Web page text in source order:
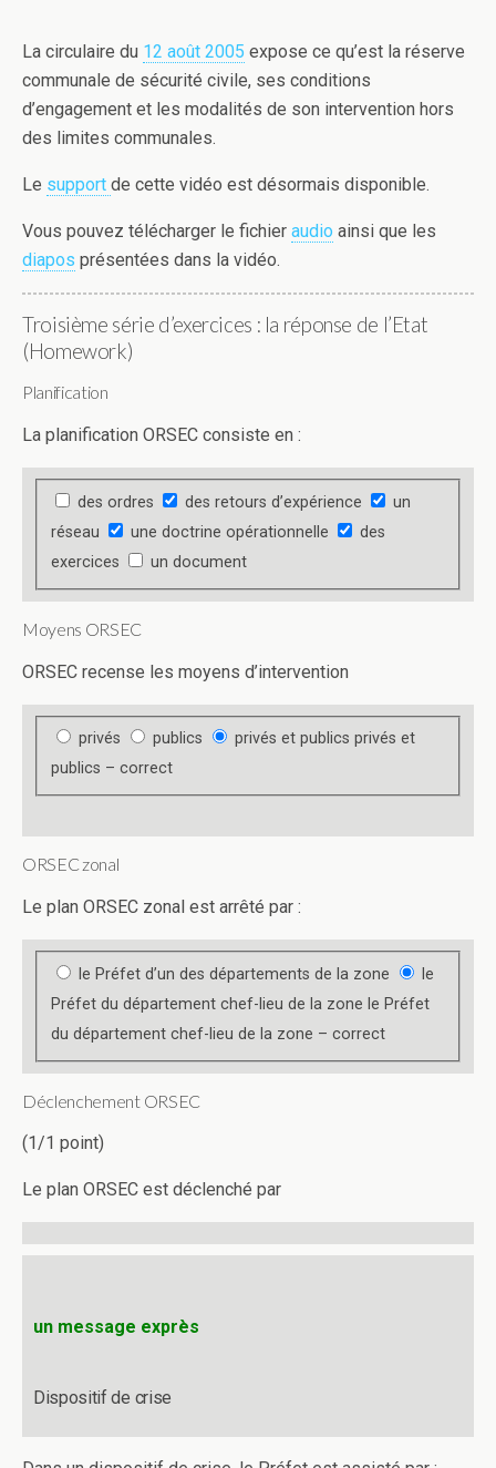
La circulaire du 12 août 2005 expose ce qu’est la réserve
communale de sécurité civile, ses conditions
d’engagement et les modalités de son intervention hors
des limites communales.
Le support de cette vidéo est désormais disponible.
Vous pouvez télécharger le fichier audio ainsi que les
diapos présentées dans la vidéo.
Troisième série d’exercices : la réponse de l’Etat
(Homework)
Planification
La planification ORSEC consiste en :
des ordres des retours d’expérience
un
réseau
une doctrine opérationnelle
des
exercices
un document
Moyens ORSEC
ORSEC recense les moyens d’intervention
privés publics privés et publics privés et
publics – correct
ORSEC zonal
Le plan ORSEC zonal est arrêté par :
le Préfet d’un des départements de la zone
le
Préfet du département chef-lieu de la zone le Préfet
du département chef-lieu de la zone – correct
Déclenchement ORSEC
(1/1 point)
Le plan ORSEC est déclenché par
un message exprès
Dispositif de crise